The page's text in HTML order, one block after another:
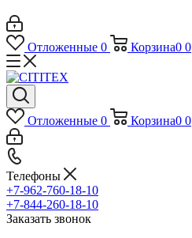
Отложенные 0 Корзина0 0
Отложенные 0 Корзина0 0
Телефоны
+7-962-760-18-10
+7-844-260-18-10
Заказать звонок